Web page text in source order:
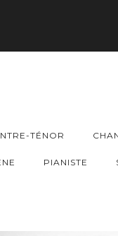
TÉNOR
PIANISTE